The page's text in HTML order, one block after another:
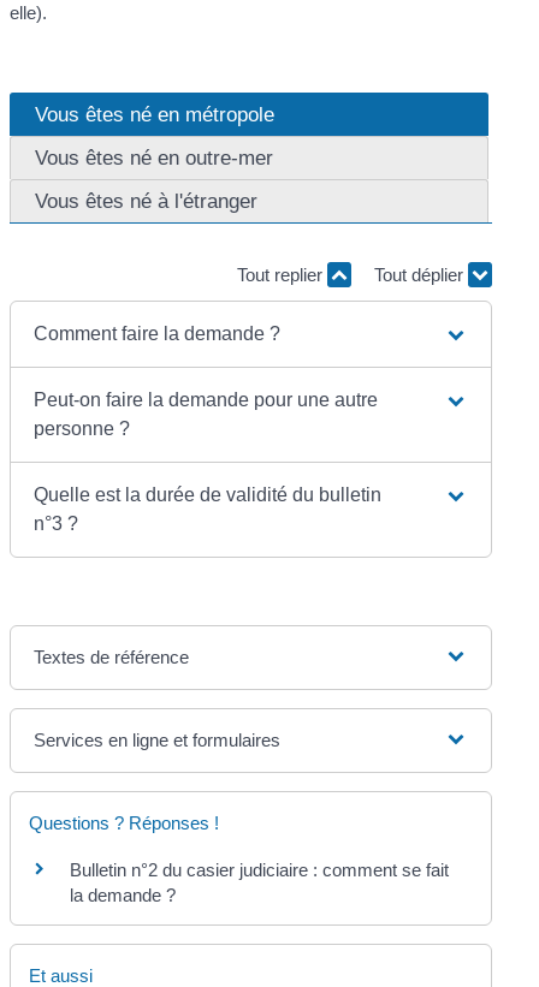
elle).
Vous êtes né en métropole
Vous êtes né en outre-mer
Vous êtes né à l'étranger
Tout replier Tout déplier
Comment faire la demande ?
Peut-on faire la demande pour une autre
personne ?
Quelle est la durée de validité du bulletin
n°3 ?
Textes de référence
Services en ligne et formulaires
Questions ? Réponses !
Bulletin n°2 du casier judiciaire : comment se fait
la demande ?
Et aussi